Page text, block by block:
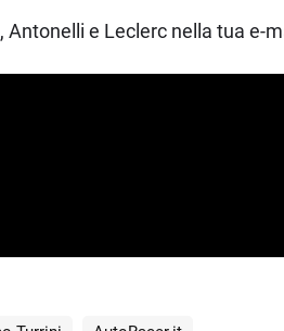
e Leclerc nella tua e-